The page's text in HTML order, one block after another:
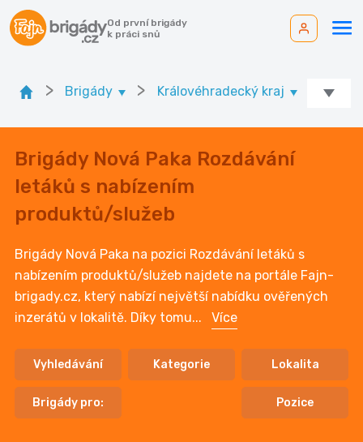
Od první brigády
k práci snů
> Brigády > Královéhradecký kraj Ok.
Brigády Nová Paka Rozdávání
letáků s nabízením
produktů/služeb
Brigády Nová Paka na pozici Rozdávání letáků s
nabízením produktů/služeb najdete na portále Fajn-
brigady.cz, který nabízí největší nabídku ověřených
inzerátů v lokalitě. Díky tomu... Více
Vyhledávání Kategorie Lokalita
Brigády pro: Pozice